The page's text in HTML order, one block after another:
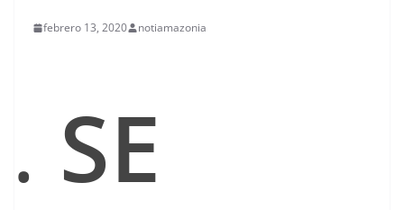
febrero 13, 2020 notiamazonia
SE